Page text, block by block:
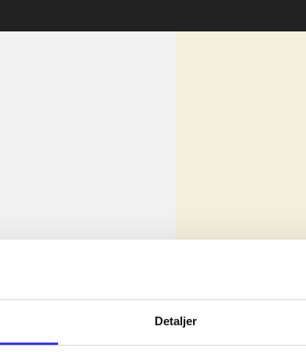
Detaljer
sit amet ...
sit amet ...